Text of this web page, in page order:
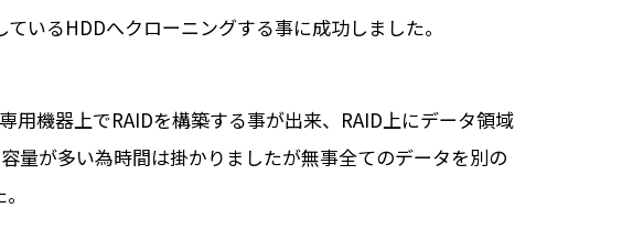
いるHDDへクローニングする事に成功しました。
用機器上でRAIDを構築する事が出来、RAID上にデータ領域
量が多い為時間は掛かりましたが無事全てのデータを別の